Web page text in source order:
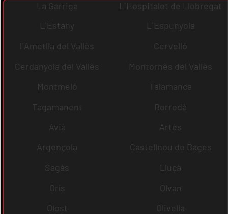
La Garriga
L´Hospitalet de Llobregat
L´Estany
L´Espunyola
l´Ametlla del Vallès
Cervelló
Cerdanyola del Vallès
Montornès del Vallès
Montmeló
Talamanca
Tagamanent
Borredà
Avià
Artés
Argençola
Castellnou de Bages
Sagàs
Lluçà
Orís
Olvan
Olost
Olivella